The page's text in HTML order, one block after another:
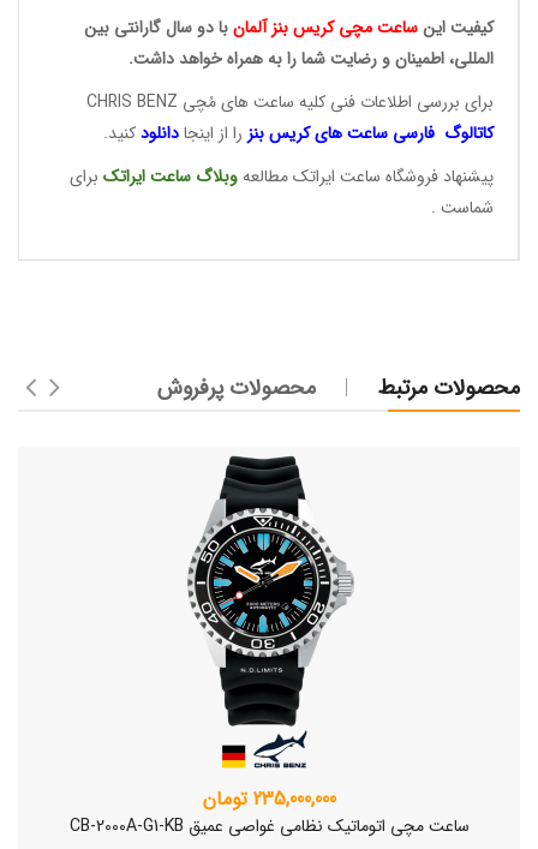
کیفیت اینساعت مچی کریسبنز آلمانبا دو سال گارانتی بین
المللی، اطمینان و رضایت شما را به همراه خواهد داشت.
برای بررسی اطلاعات فنی کلیه ساعت های مُچی CHRIS BENZ
کاتالوگ فارسی ساعت هایکریس بنز را از اینجادانلودکنید.
پیشنهاد فروشگاه ساعت ایراتک مطالعهوبلاگ ساعتایراتک برای
شماست .
محصولات مرتبط محصولات پرفروش
235,000,000 تومان
ساعت مچی اتوماتیک نظامی غواصی عمیق CB-2000A-G1-KB